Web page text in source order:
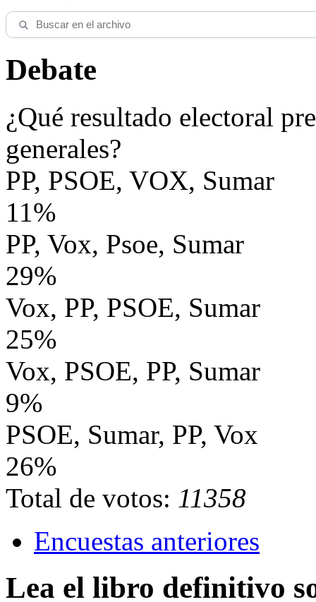
Debate
¿Qué resultado electoral
generales?
PP, PSOE, VOX, Sumar
11%
PP, Vox, Psoe, Sumar
29%
Vox, PP, PSOE, Sumar
25%
Vox, PSOE, PP, Sumar
9%
PSOE, Sumar, PP, Vox
26%
Total de votos: 11358
Encuestas anteriores
Lea el libro definitivo